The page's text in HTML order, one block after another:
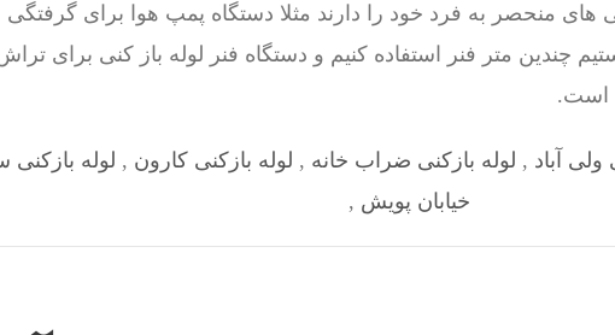
های منحصر به فرد خود را دارند مثلا دستگاه پمپ هوا برای گرفتگی
چندین متر فنر استفاده کنیم و دستگاه فنر لوله باز کنی برای
است.
ولی آباد , لوله بازکنی ضراب خانه , لوله بازکنی کارون , لوله بازکنی
خیابان پویش ,